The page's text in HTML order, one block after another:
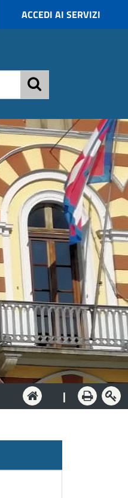
ACCEDI AI SERVIZI
|